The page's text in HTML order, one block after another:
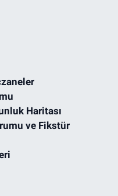
Haritası
ve Fikstür